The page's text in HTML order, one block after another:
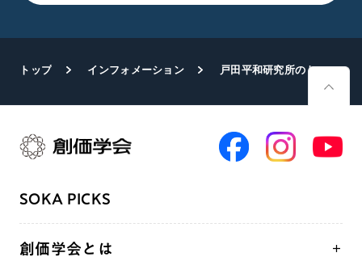
トップ インフォメーション 戸田平和研究所のトネソン所長が広島・長崎へ 田中被団協代表と懇談
SOKA PICKS
創価学会とは